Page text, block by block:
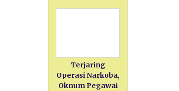
Terjaring
Operasi Narkoba,
Oknum Pegawai